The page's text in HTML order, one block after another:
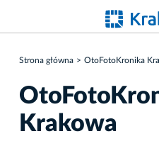
Strona główna OtoFotoKronika
Krakowa